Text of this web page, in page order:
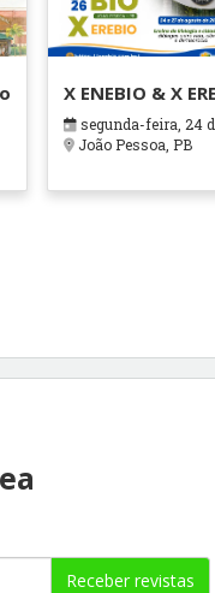
X ENEBIO & X
segunda-feira, 24
João Pessoa, PB
Receber revistas